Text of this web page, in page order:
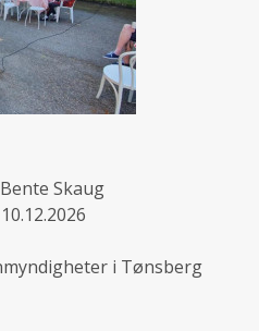
Skaug
10.12.2026
i Tønsberg